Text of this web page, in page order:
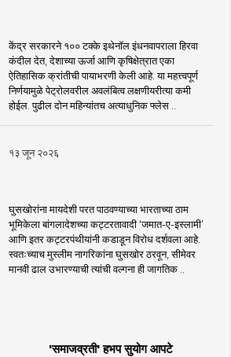
केंद्र सरकारने १०० टक्के इथेनॉल इंधनवापराला हिरवा
कंदील देत, देशाच्या ऊर्जा आणि कृषिक्षेत्रात एका
ऐतिहासिक क्रांतीची पायाभरणी केली आहे. या महत्त्वपूर्ण
निर्णयामुळे पेट्रोलवरील अवलंबित्व लक्षणीयरीत्या कमी
होईल. पुढील दोन महिन्यांतच अत्याधुनिक फ्लेस ..
१३ जून २०२६
घुसखोरांना मायदेशी परत पाठवण्याच्या भारताच्या ठाम
भूमिकेला बांगलादेशच्या कट्टरतावादी ‘जमात-ए-इस्लामी’
आणि इतर कट्टरपंथीयांनी कडाडून विरोध दर्शवला आहे.
स्वतःच्याच मुस्लीम नागरिकांना घुसखोर ठरवून, सीमेवर
मानवी ढाल उभारण्याची त्यांची वल्गना ही जागतिक ..
'समाजव्रती' हभप सुयोग आपटे